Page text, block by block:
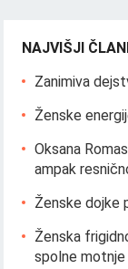
NAJVIŠJI
Zanimiva
Ženske
Oksana
ampak
Ženske dojke
Ženska
spolne motnje